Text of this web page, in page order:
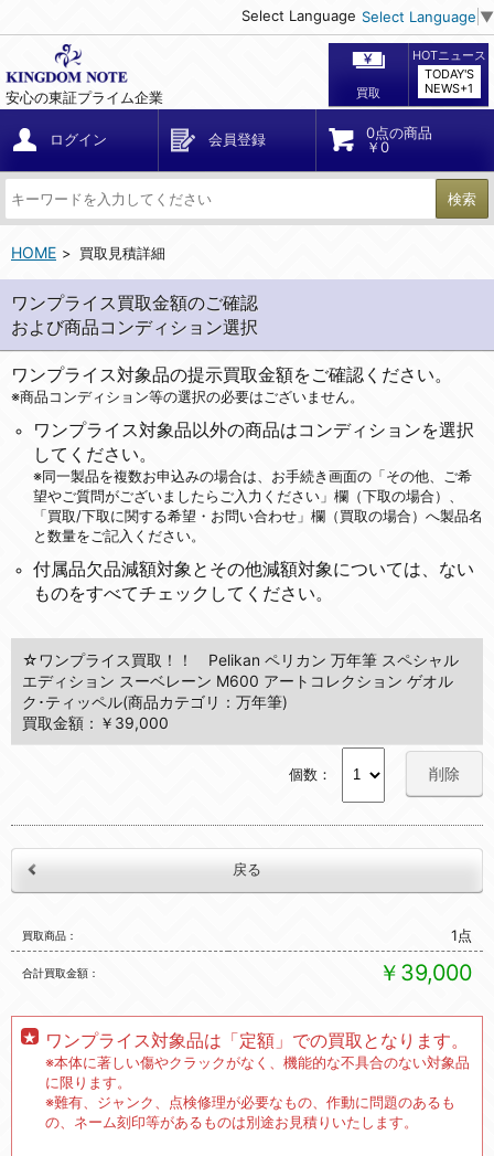
Select Language Select Language ▼
安心の東証プライム企業 買取
HOTニュース
TODAY'S
NEWS+1
ログイン 会員登録
0点の商品
￥0
検索
HOME 買取見積詳細
ワンプライス買取金額のご確認
および商品コンディション選択
ワンプライス対象品の提示買取金額をご確認ください。
※商品コンディション等の選択の必要はございません。
ワンプライス対象品以外の商品はコンディションを選択
してください。
※同一製品を複数お申込みの場合は、お手続き画面の「その他、ご希
望やご質問がございましたらご入力ください」欄（下取の場合）、
「買取/下取に関する希望・お問い合わせ」欄（買取の場合）へ製品名
と数量をご記入ください。
付属品欠品減額対象とその他減額対象については、ない
ものをすべてチェックしてください。
☆ワンプライス買取！！ Pelikan ペリカン 万年筆 スペシャル
エディション スーベレーン M600 アートコレクション ゲオル
ク･ティッペル(商品カテゴリ：万年筆)
買取金額：￥39,000
個数： 削除
買取商品 1点
合計買取金額 ￥39,000
ワンプライス対象品は「定額」での買取となります。
※本体に著しい傷やクラックがなく、機能的な不具合のない対象品
に限ります。
※難有、ジャンク、点検修理が必要なもの、作動に問題のあるも
の、ネーム刻印等があるものは別途お見積りいたします。